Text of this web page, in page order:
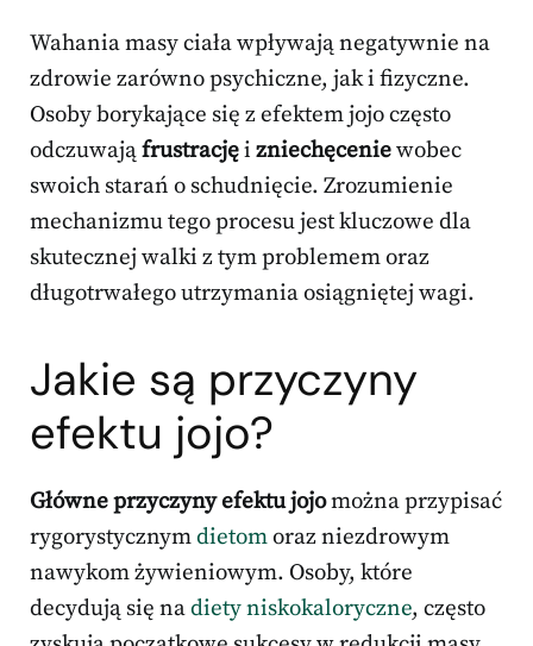
Wahania masy ciała wpływają negatywnie na
zdrowie zarówno psychiczne, jak i fizyczne.
Osoby borykające się z efektem jojo często
odczuwająfrustracjęi zniechęceniewobec
swoich starań o schudnięcie. Zrozumienie
mechanizmu tego procesu jest kluczowe dla
skutecznej walki z tym problemem oraz
długotrwałego utrzymania osiągniętej wagi.
Jakie są przyczyny
efektu jojo?
Główne przyczyny efektu jojomożna przypisać
rygorystycznymdietomoraz niezdrowym
nawykom żywieniowym. Osoby, które
decydują się nadiety niskokaloryczne, często